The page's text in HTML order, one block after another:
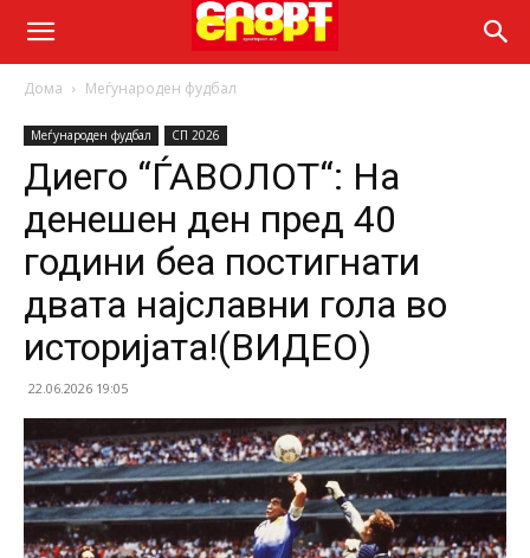
Дома Меѓународен фудбал
Меѓународен фудбал СП 2026
Диего “ЃАВОЛОТ“: На
денешен ден пред 40
години беа постигнати
двата најславни гола во
историјата!(ВИДЕО)
22.06.2026 19:05